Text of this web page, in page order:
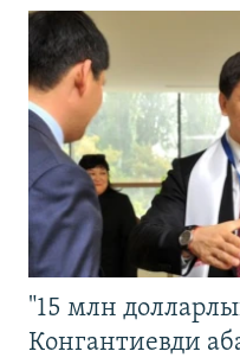
"15 млн
Конгантиевди